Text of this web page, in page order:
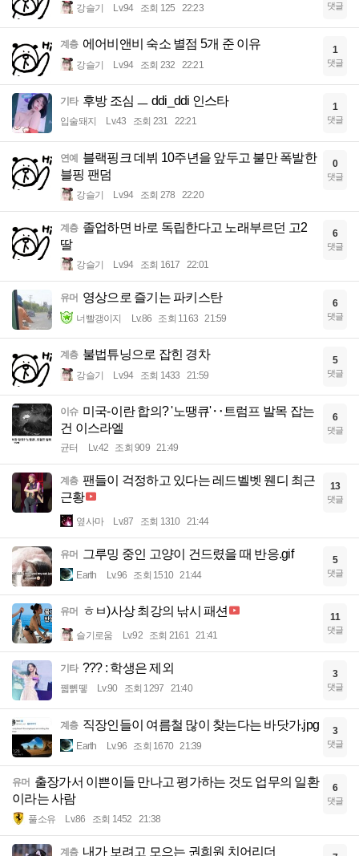
강슬기 Lv.94 조회 125 22:23 댓글
계층 에어비앤비 숙소 별점 5개 준 이유
강슬기 Lv.94 조회 232 22:21
1
댓글
기타 후방 조심 ㅡ ddi_ddi 인스타
입술돼지 Lv.43 조회 231 22:21
1
댓글
연예
블랙핑크 데뷔 10주년을 앞두고 불만 폭발한
블핑 팬덤
강슬기 Lv.94 조회 278 22:20
0
댓글
계층 졸업하면 바로 독립한다고 노래부르던 고2
딸
강슬기 Lv.94 조회 1617 22:01
6
댓글
유머 영상으로 즐기는 파키스탄
너빨갱이지 Lv.86 조회 1163 21:59
6
댓글
계층 불법튜닝으로 잡힌 경차
강슬기 Lv.94 조회 1433 21:59
5
댓글
이슈 미국-이란 합의? '노땡큐'‥트럼프 발목 잡는
건 이스라엘
균터 Lv.42 조회 909 21:49
6
댓글
계층 팬들이 걱정하고 있다는 레드벨벳 웬디 최근
근황
옆사마 Lv.87 조회 1310 21:44
13
댓글
유머 그루밍 중인 고양이 건드렸을 때 반응.gif
Earth Lv.96 조회 1510 21:44
5
댓글
유머 ㅎㅂ)사상 최강의 낚시 패션
슬기로움 Lv.92 조회 2161 21:41
11
댓글
기타 ??? : 학생은 제외
꿻뻵뗗 Lv.90 조회 1297 21:40
3
댓글
계층 직장인들이 여름철 많이 찾는다는 바닷가.jpg
Earth Lv.96 조회 1670 21:39
3
댓글
유머 출장가서 이쁜이들 만나고 평가하는 것도 업무의 일환
이라는 사람
풀소유 Lv.86 조회 1452 21:38
6
댓글
계층 내가 보려고 모으는 권희원 치어리더